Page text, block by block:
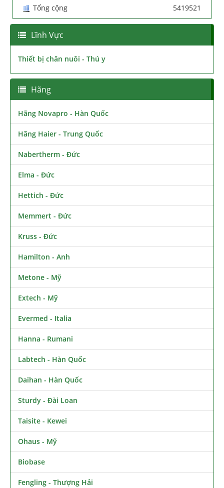
Tổng cộng 5419521
Lĩnh Vực
Thiết bị chăn nuôi - Thú y
Hãng
Hãng Novapro - Hàn Quốc
Hãng Haier - Trung Quốc
Nabertherm - Đức
Elma - Đức
Hettich - Đức
Memmert - Đức
Kruss - Đức
Hamilton - Anh
Metone - Mỹ
Extech - Mỹ
Evermed - Italia
Hanna - Rumani
Labtech - Hàn Quốc
Daihan - Hàn Quốc
Sturdy - Đài Loan
Taisite - Kewei
Ohaus - Mỹ
Biobase
Fengling - Thượng Hải